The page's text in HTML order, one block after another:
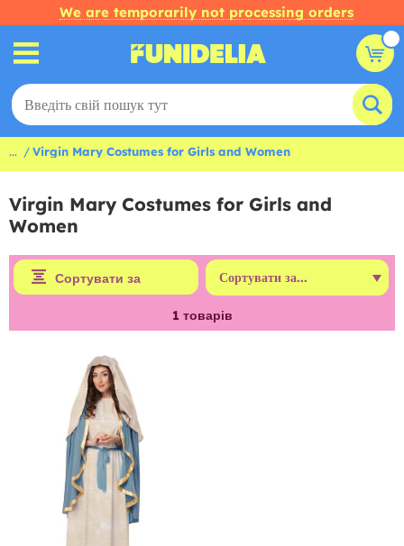
We are temporarily not processing orders
... Virgin Mary Costumes for Girls and Women
Virgin Mary Costumes for Girls and
Women
Сортувати за
1 товарів